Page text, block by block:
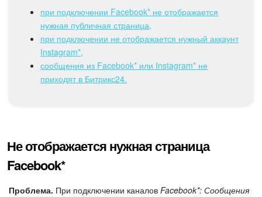
Проекты AI
Мессенджер
Календарь
Сайты
Интернет-магазин
при подключении Facebook* не отображается
нужная публичная страница,
при подключении не отображается нужный аккаунт
Instagram*,
сообщения из Facebook* или Instagram* не
приходят в Битрикс24.
Не отображается нужная страница
Facebook*
Проблема. При подключении каналов Facebook*: Сообщения